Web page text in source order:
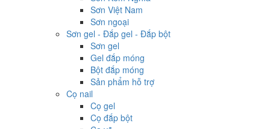
Sơn Việt Nam
Sơn ngoại
Sơn gel - Đắp gel - Đắp bột
Sơn gel
Gel đắp móng
Bột đắp móng
Sản phẩm hỗ trợ
Cọ nail
Cọ gel
Cọ đắp bột